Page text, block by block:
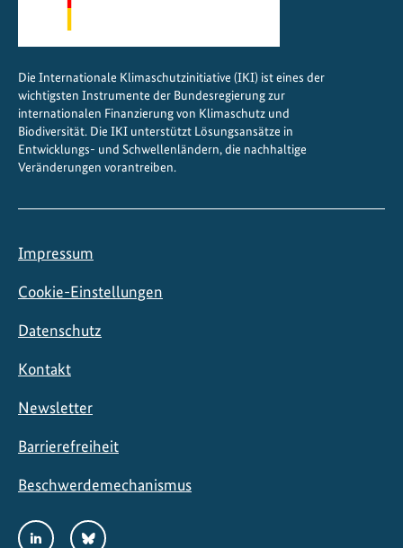
Die Internationale Klimaschutzinitiative (IKI) ist eines der
wichtigsten Instrumente der Bundesregierung zur
internationalen Finanzierung von Klimaschutz und
Biodiversität. Die IKI unterstützt Lösungsansätze in
Entwicklungs- und Schwellenländern, die nachhaltige
Veränderungen vorantreiben.
Impressum
Cookie-Einstellungen
Datenschutz
Kontakt
Newsletter
Barrierefreiheit
Beschwerdemechanismus
Social
LinkedInBluesky